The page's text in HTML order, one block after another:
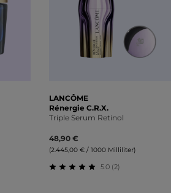
LANCÔME
Rénergie C.R.X.
Triple Serum Retinol
48,90 €
(2.445,00 € / 1000 Milliliter)
5.0 (2)